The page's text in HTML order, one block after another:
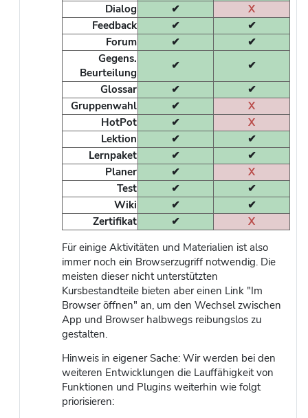
Dialog
✔
X
Feedback
✔
✔
Forum
✔
✔
Gegens.
Beurteilung
✔
✔
Glossar
✔
✔
Gruppenwahl
✔
X
HotPot
✔
X
Lektion
✔
✔
Lernpaket
✔
✔
Planer
✔
X
Test
✔
✔
Wiki
✔
✔
Zertifikat
✔
X
Für einige Aktivitäten und Materialien ist also
immer noch ein Browserzugriff notwendig. Die
meisten dieser nicht unterstützten
Kursbestandteile bieten aber einen Link "Im
Browser öffnen" an, um den Wechsel zwischen
App und Browser halbwegs reibungslos zu
gestalten.
Hinweis in eigener Sache: Wir werden bei den
weiteren Entwicklungen die Lauffähigkeit von
Funktionen und Plugins weiterhin wie folgt
priorisieren: